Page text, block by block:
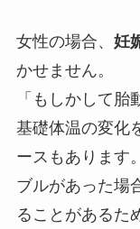
女性の場合、 妊
かせません。
「もしかして
基礎体温の変化
ースもあります
ブルがあった場
ることがあるた